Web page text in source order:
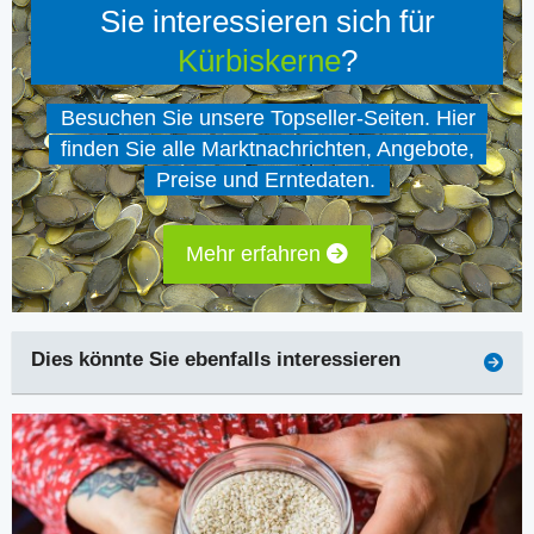
Sie interessieren sich für
Kürbiskerne?
Besuchen Sie unsere Topseller-Seiten. Hier
finden Sie alle Marktnachrichten, Angebote,
Preise und Erntedaten.
Mehr erfahren
Dies könnte Sie ebenfalls interessieren